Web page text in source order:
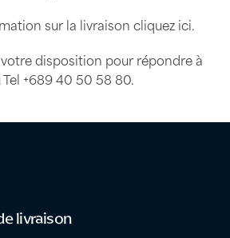
sur la livraisoncliquez ici.
disposition pour répondre à
+689 40 50 58 80.
livraison